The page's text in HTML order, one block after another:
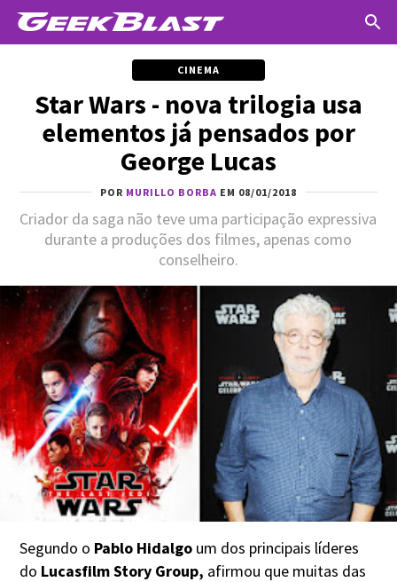
CINEMA
Star Wars - nova trilogia usa
elementos já pensados por
George Lucas
POR MURILLO BORBA EM 08/01/2018
Criador da saga não teve uma participação expressiva
durante a produções dos filmes, apenas como
conselheiro.
Segundo o Pablo Hidalgo um dos principais líderes
do Lucasfilm Story Group, afirmou que muitas das